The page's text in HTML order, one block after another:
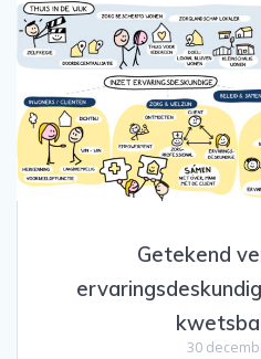
Getekend
30